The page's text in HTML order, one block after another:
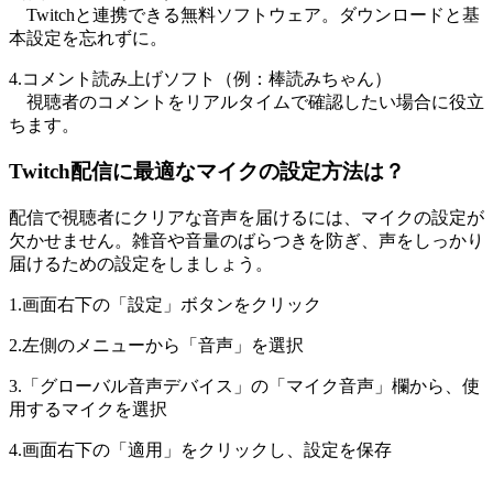
Twitchと連携できる無料ソフトウェア。ダウンロードと基
本設定を忘れずに。
4.コメント読み上げソフト（例：棒読みちゃん）
視聴者のコメントをリアルタイムで確認したい場合に役立
ちます。
Twitch配信に最適なマイクの設定方法は？
配信で視聴者にクリアな音声を届けるには、マイクの設定が
欠かせません。雑音や音量のばらつきを防ぎ、声をしっかり
届けるための設定をしましょう。
1.画面右下の「設定」ボタンをクリック
2.左側のメニューから「音声」を選択
3.「グローバル音声デバイス」の「マイク音声」欄から、使
用するマイクを選択
4.画面右下の「適用」をクリックし、設定を保存